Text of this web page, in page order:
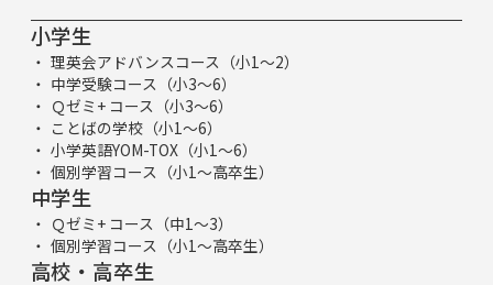
小学生
理英会アドバンスコース（小1～2）
中学受験コース（小3～6）
Ｑゼミ+ コース（小3～6）
ことばの学校（小1～6）
小学英語YOM-TOX（小1～6）
個別学習コース（小1～高卒生）
中学生
Ｑゼミ+ コース（中1～3）
個別学習コース（小1～高卒生）
高校・高卒生